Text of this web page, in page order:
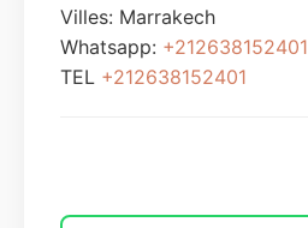
Villes: Marrakech
Whatsapp: +212638152401
TEL +212638152401